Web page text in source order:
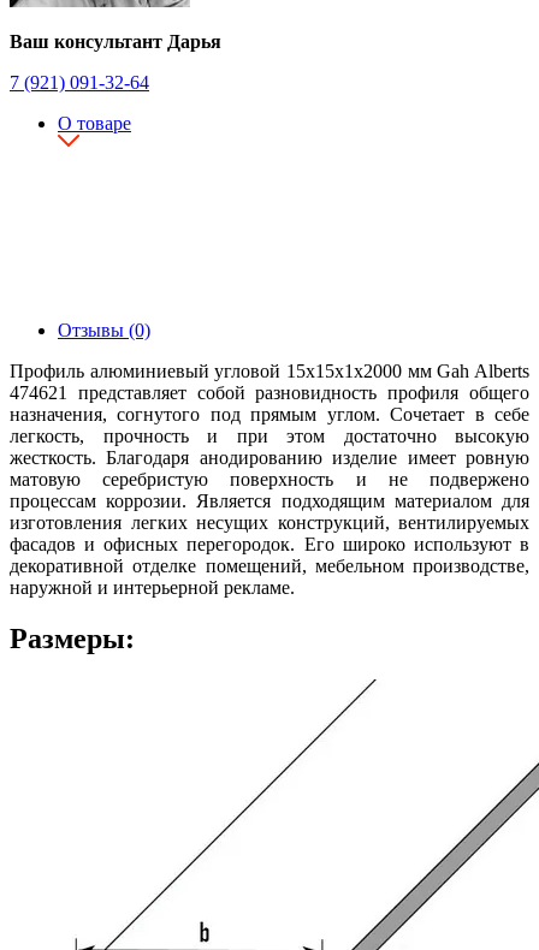
Ваш консультант Дарья
7 (921) 091-32-64
О товаре
Отзывы (0)
Профиль алюминиевый угловой 15х15х1х2000 мм Gah Alberts
474621 представляет собой разновидность профиля общего
назначения, согнутого под прямым углом. Сочетает в себе
легкость, прочность и при этом достаточно высокую
жесткость. Благодаря анодированию изделие имеет ровную
матовую серебристую поверхность и не подвержено
процессам коррозии. Является подходящим материалом для
изготовления легких несущих конструкций, вентилируемых
фасадов и офисных перегородок. Его широко используют в
декоративной отделке помещений, мебельном производстве,
наружной и интерьерной рекламе.
Размеры: